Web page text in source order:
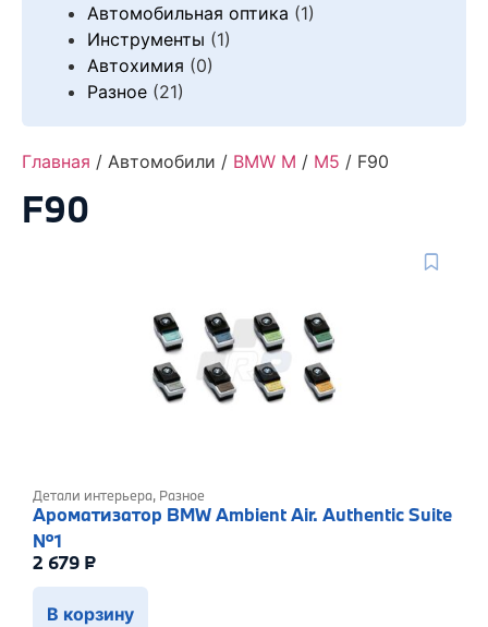
Автомобильная оптика (1)
Инструменты (1)
Автохимия (0)
Разное (21)
Главная / Автомобили / BMW M / M5 / F90
F90
Детали интерьера, Разное
Ароматизатор BMW Ambient Air. Authentic Suite
№1
2 679 ₽
В корзину